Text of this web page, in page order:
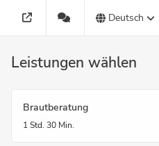
Deutsch
Leistungen wählen
Brautberatung
1 Std. 30 Min.